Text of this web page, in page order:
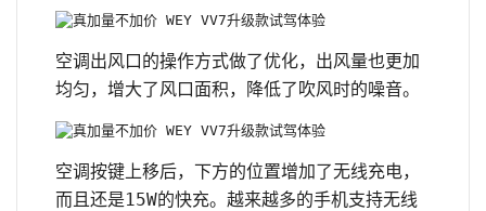
空调出风口的操作方式做了优化，出风量也更加
均匀，增大了风口面积，降低了吹风时的噪音。
空调按键上移后，下方的位置增加了无线充电，
而且还是15W的快充。越来越多的手机支持无线